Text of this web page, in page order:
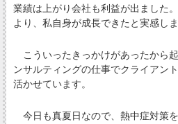
業績は上がり会社も利益が出ました
より、私自身が成長できたと実感しま
こういったきっかけがあったから
ンサルティングの仕事でクライアン
活かせています。
今日も真夏日なので、熱中症対策を